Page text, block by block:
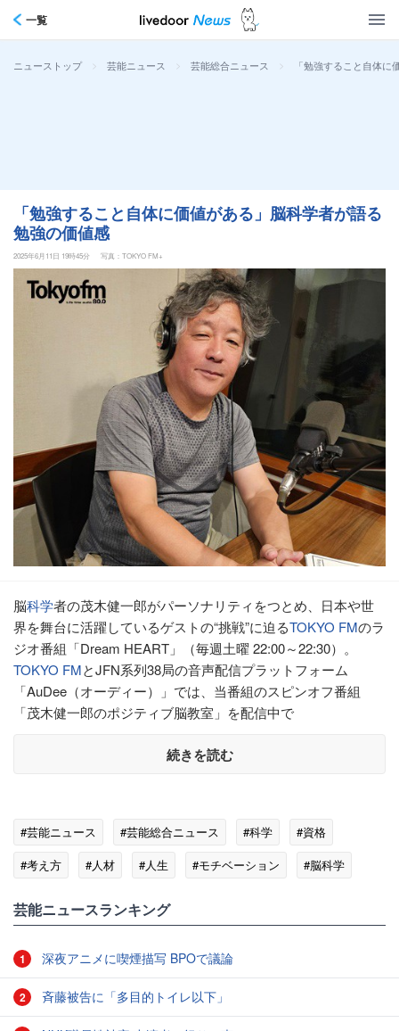
一覧
ニューストップ > 芸能ニュース > 芸能総合ニュース > 「勉強すること自体
「勉強すること自体に価値がある」脳科学者が語る
勉強の価値感
2025年6月11日 19時45分 写真：TOKYO FM+
脳科学者の茂木健一郎がパーソナリティをつとめ、日本や世
界を舞台に活躍しているゲストの“挑戦”に迫るTOKYO FMのラ
ジオ番組「Dream HEART」（毎週土曜 22:00～22:30）。
TOKYO FMとJFN系列38局の音声配信プラットフォーム
「AuDee（オーディー）」では、当番組のスピンオフ番組
「茂木健一郎のポジティブ脳教室」を配信中で
続きを読む
#芸能ニュース #芸能総合ニュース #科学
#資格
#考え方
#人材 #人生 #モチベーション
#脳科学
芸能ニュースランキング
1 深夜アニメに喫煙描写 BPOで議論
2 斉藤被告に「多目的トイレ以下」